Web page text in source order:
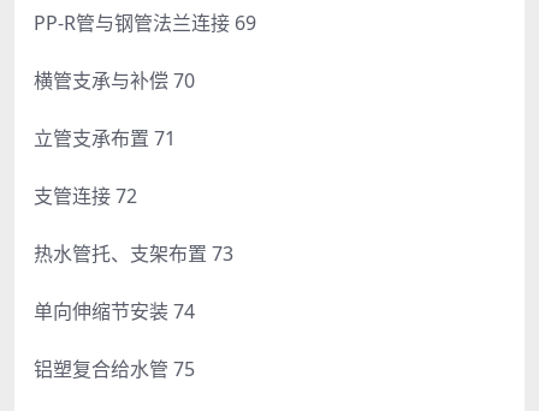
PP-R管与钢管法兰连接 69
横管支承与补偿 70
立管支承布置 71
支管连接 72
热水管托、支架布置 73
单向伸缩节安装 74
铝塑复合给水管 75